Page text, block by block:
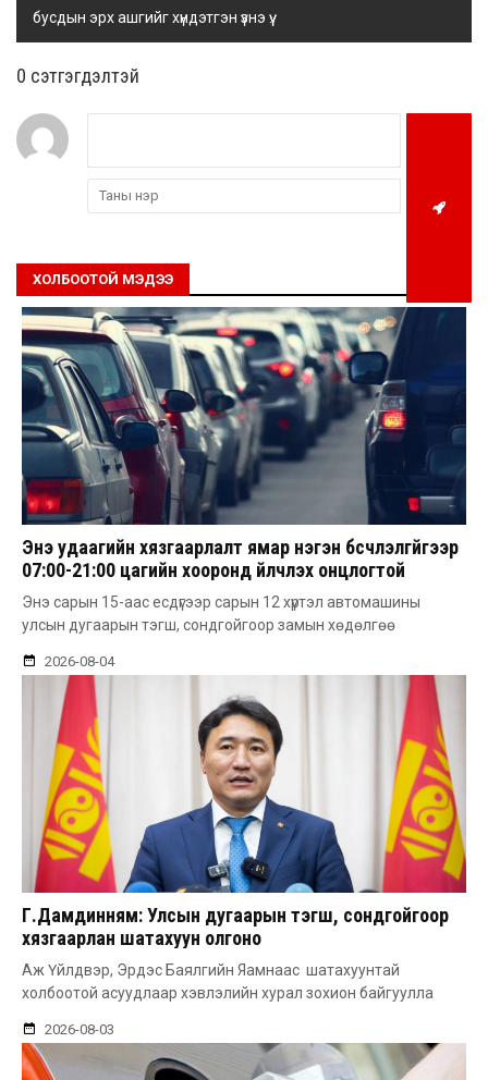
бусдын эрх ашгийг хүндэтгэн үзнэ үү.
0 cэтгэгдэлтэй
ХОЛБООТОЙ МЭДЭЭ
Энэ удаагийн хязгаарлалт ямар нэгэн бүсчлэлгүйгээр
07:00-21:00 цагийн хооронд үйлчлэх онцлогтой
Энэ сарын 15-аас есдүгээр сарын 12 хүртэл автомашины
улсын дугаарын тэгш, сондгойгоор замын хөдөлгөө
2026-08-04
Г.Дамдинням: Улсын дугаарын тэгш, сондгойгоор
хязгаарлан шатахуун олгоно
Аж Үйлдвэр, Эрдэс Баялгийн Яамнаас шатахуунтай
холбоотой асуудлаар хэвлэлийн хурал зохион байгуулла
2026-08-03